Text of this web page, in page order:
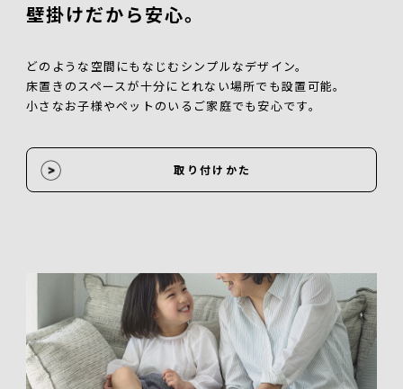
壁掛けだから安心。
どのような空間にもなじむシンプルなデザイン。
床置きのスペースが十分にとれない場所でも設置可能。
小さなお子様やペットのいるご家庭でも安心です。
取り付けかた